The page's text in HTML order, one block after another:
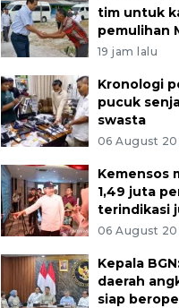
tim untuk
pemulihan
19 jam lalu
Kronologi
pucuk
swasta
06 August
Kemensos
1,49 juta
terindikasi
06 August
Kepala
daerah
siap